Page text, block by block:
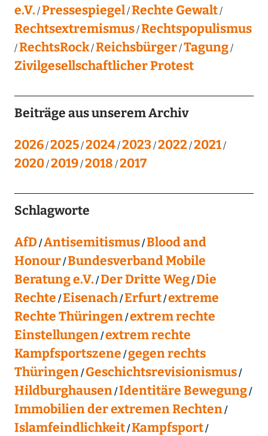
e.V. Pressespiegel Rechte Gewalt
Rechtsextremismus Rechtspopulismus
RechtsRock Reichsbürger Tagung
Zivilgesellschaftlicher Protest
Beiträge aus unserem Archiv
2026 2025 2024 2023 2022 2021
2020 2019 2018 2017
Schlagworte
AfD Antisemitismus Blood and
Honour Bundesverband Mobile
Beratung e.V. Der Dritte Weg Die
Rechte Eisenach Erfurt extreme
Rechte Thüringen extrem rechte
Einstellungen extrem rechte
Kampfsportszene gegen rechts
Thüringen Geschichtsrevisionismus
Hildburghausen Identitäre Bewegung
Immobilien der extremen Rechten
Islamfeindlichkeit Kampfsport